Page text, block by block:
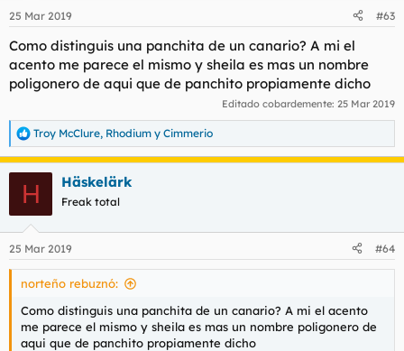
25 Mar 2019 #63
Como distinguis una panchita de un canario? A mi el
acento me parece el mismo y sheila es mas un nombre
poligonero de aqui que de panchito propiamente dicho
Editado cobardemente: 25 Mar 2019
R
e
e
s
Troy McClure, Rhodium y Cimmerio
H Häskelärk
Freak total
25 Mar 2019 #64
norteño rebuznó:
Como distinguis una panchita de un canario? A mi el acento
me parece el mismo y sheila es mas un nombre poligonero de
aqui que de panchito propiamente dicho